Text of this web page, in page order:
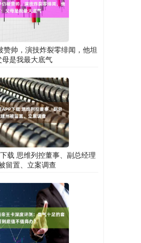
赞帅，演技炸裂零绯闻，他坦
是我最大底气
载 思维列控董事、副总经理
留置、立案调查